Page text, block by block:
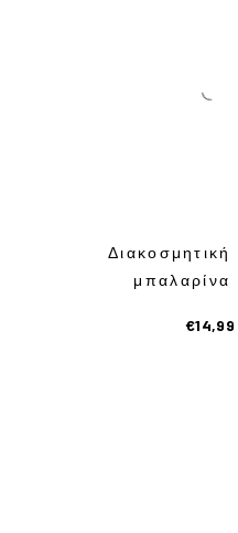
Διακοσμητική
μπαλαρίνα
€14,99